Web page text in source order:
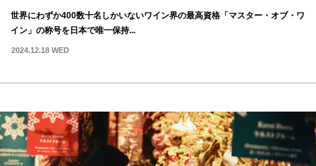
世界にわずか400数十名しかいないワイン界の最高資格「マスター・オブ・ワ
イン」の称号を日本で唯一保持...
2024.12.18 WED